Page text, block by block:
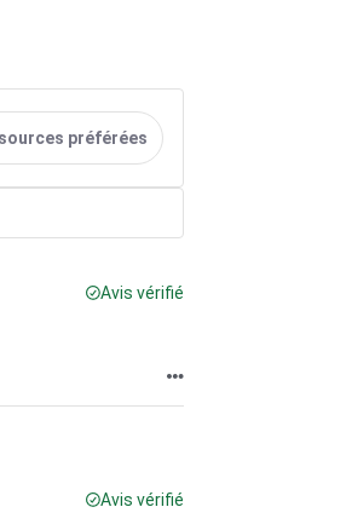
préférées
Avis vérifié
Avis vérifié